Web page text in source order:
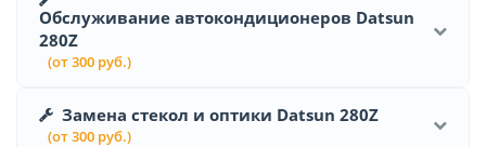
Обслуживание автокондиционеров Datsun
280Z
(от 300 руб.)
Замена стекол и оптики Datsun 280Z
(от 300 руб.)